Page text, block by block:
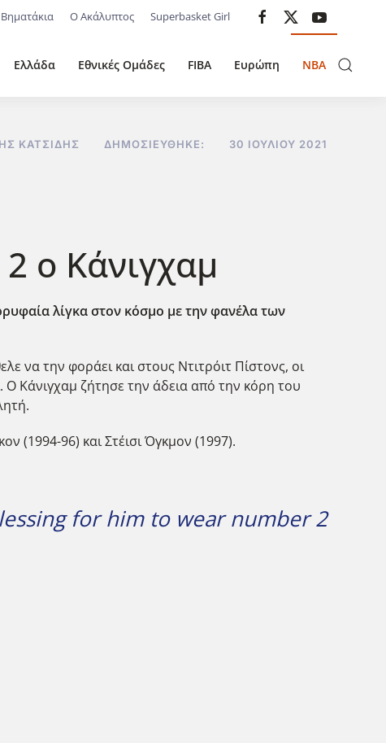
Βηματάκια Ο Ακάλυπτος Superbasket Girl
Ελλάδα Εθνικές Ομάδες FIBA Ευρώπη NBA
ΚΑΤΣΊΔΗΣ ΔΗΜΟΣΙΕΎΘΗΚΕ: 30 ΙΟΥΛΊΟΥ 2021
ο Κάνιγχαμ
λίγκα στον κόσμο με την φανέλα των
να την φοράει και στους Ντιτρόιτ Πίστονς, οι
Κάνιγχαμ ζήτησε την άδεια από την κόρη του
(1994-96) και Στέισι Όγκμον (1997).
for him to wear number 2